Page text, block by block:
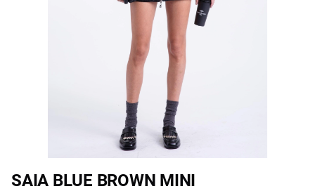
SAIA BLUE BROWN MINI